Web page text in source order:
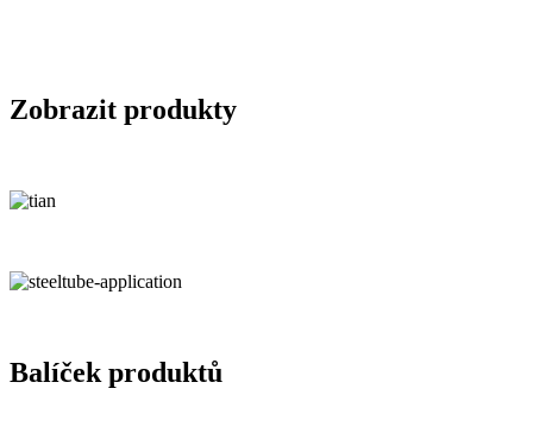
Zobrazit produkty
Balíček produktů